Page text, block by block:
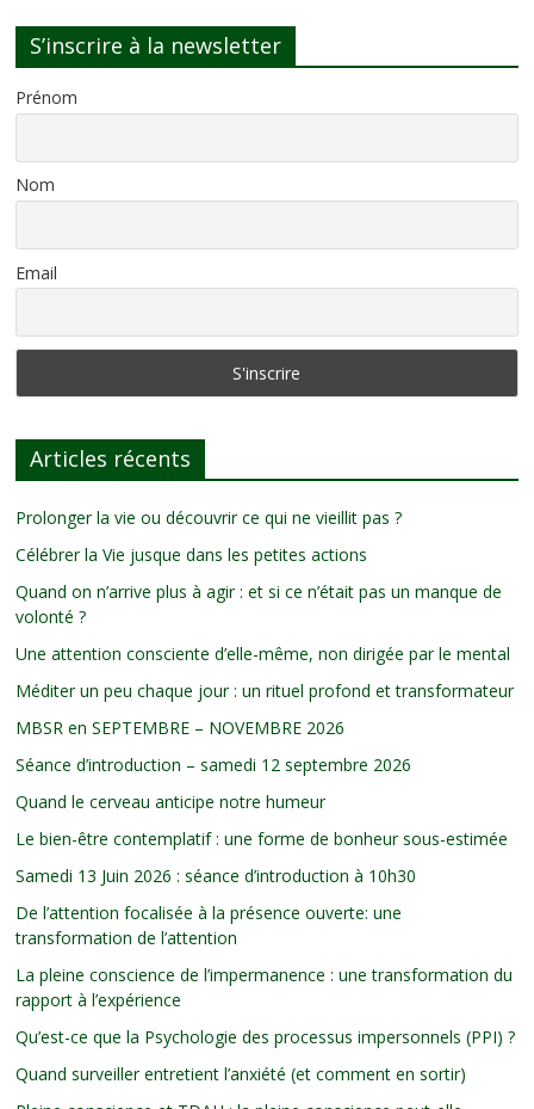
S’inscrire à la newsletter
Prénom
Nom
Email
Articles récents
Prolonger la vie ou découvrir ce qui ne vieillit pas ?
Célébrer la Vie jusque dans les petites actions
Quand on n’arrive plus à agir : et si ce n’était pas un manque de
volonté ?
Une attention consciente d’elle-même, non dirigée par le mental
Méditer un peu chaque jour : un rituel profond et transformateur
MBSR en SEPTEMBRE – NOVEMBRE 2026
Séance d’introduction – samedi 12 septembre 2026
Quand le cerveau anticipe notre humeur
Le bien-être contemplatif : une forme de bonheur sous-estimée
Samedi 13 Juin 2026 : séance d’introduction à 10h30
De l’attention focalisée à la présence ouverte: une
transformation de l’attention
La pleine conscience de l’impermanence : une transformation du
rapport à l’expérience
Qu’est-ce que la Psychologie des processus impersonnels (PPI) ?
Quand surveiller entretient l’anxiété (et comment en sortir)